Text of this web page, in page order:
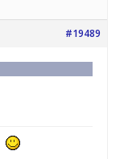
#19489